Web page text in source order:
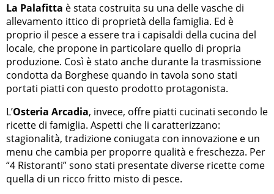
La Palafitta è stata costruita su una delle vasche di
allevamento ittico di proprietà della famiglia. Ed è
proprio il pesce a essere tra i capisaldi della cucina del
locale, che propone in particolare quello di propria
produzione. Così è stato anche durante la trasmissione
condotta da Borghese quando in tavola sono stati
portati piatti con questo prodotto protagonista.
L’Osteria Arcadia, invece, offre piatti cucinati secondo le
ricette di famiglia. Aspetti che li caratterizzano:
stagionalità, tradizione coniugata con innovazione e un
menu che cambia per proporre qualità e freschezza. Per
“4 Ristoranti” sono stati presentate diverse ricette come
quella di un ricco fritto misto di pesce.